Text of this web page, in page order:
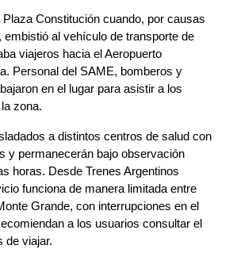
Constitución cuando, por causas
embistió al vehículo de transporte de
viajeros hacia el Aeropuerto
Personal del SAME, bomberos y
en el lugar para asistir a los
zona.
a distintos centros de salud con
y permanecerán bajo observación
horas. Desde Trenes Argentinos
funciona de manera limitada entre
Grande, con interrupciones en el
a los usuarios consultar el
de viajar.